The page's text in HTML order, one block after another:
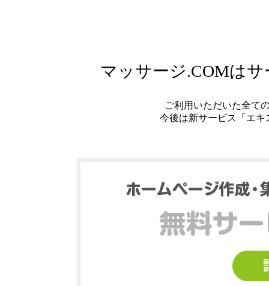
マッサージ.COMは
ご利用いただいた全て
今後は新サービス「エ